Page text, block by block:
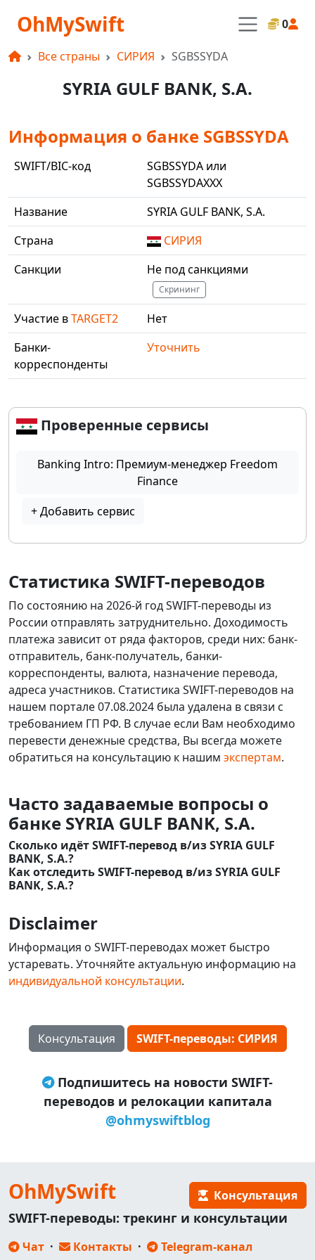
OhMySwift 0
Все страны СИРИЯ SGBSSYDA
SYRIA GULF BANK, S.A.
Информация о банке SGBSSYDA
SWIFT/BIC-код
SGBSSYDA или
SGBSSYDAXXX
Название
SYRIA GULF BANK, S.A.
Страна
СИРИЯ
Санкции
Не под санкциями
Скрининг
Участие вTARGET2
Нет
Банки-
корреспонденты
Уточнить
Проверенные сервисы
Banking Intro: Премиум-менеджер Freedom
Finance
+ Добавить сервис
Статистика SWIFT-переводов
По состоянию на 2026-й год SWIFT-переводы из
России отправлять затруднительно. Доходимость
платежа зависит от ряда факторов, среди них: банк-
отправитель, банк-получатель, банки-
корреспонденты, валюта, назначение перевода,
адреса участников. Статистика SWIFT-переводов на
нашем портале 07.08.2024 была удалена в связи с
требованием ГП РФ. В случае если Вам необходимо
перевести денежные средства, Вы всегда можете
обратиться на консультацию к нашим экспертам.
Часто задаваемые вопросы о
банке SYRIA GULF BANK, S.A.
Сколько идёт SWIFT-перевод в/из SYRIA GULF
BANK, S.A.?
Как отследить SWIFT-перевод в/из SYRIA GULF
BANK, S.A.?
Disclaimer
Информация о SWIFT-переводах может быстро
устаревать. Уточняйте актуальную информацию на
индивидуальной консультации.
Консультация SWIFT-переводы: СИРИЯ
Подпишитесь на новости SWIFT-
переводов и релокации капитала
@ohmyswiftblog
OhMySwift Консультация
SWIFT-переводы: трекинг и консультации
Чат · Контакты · Telegram-канал